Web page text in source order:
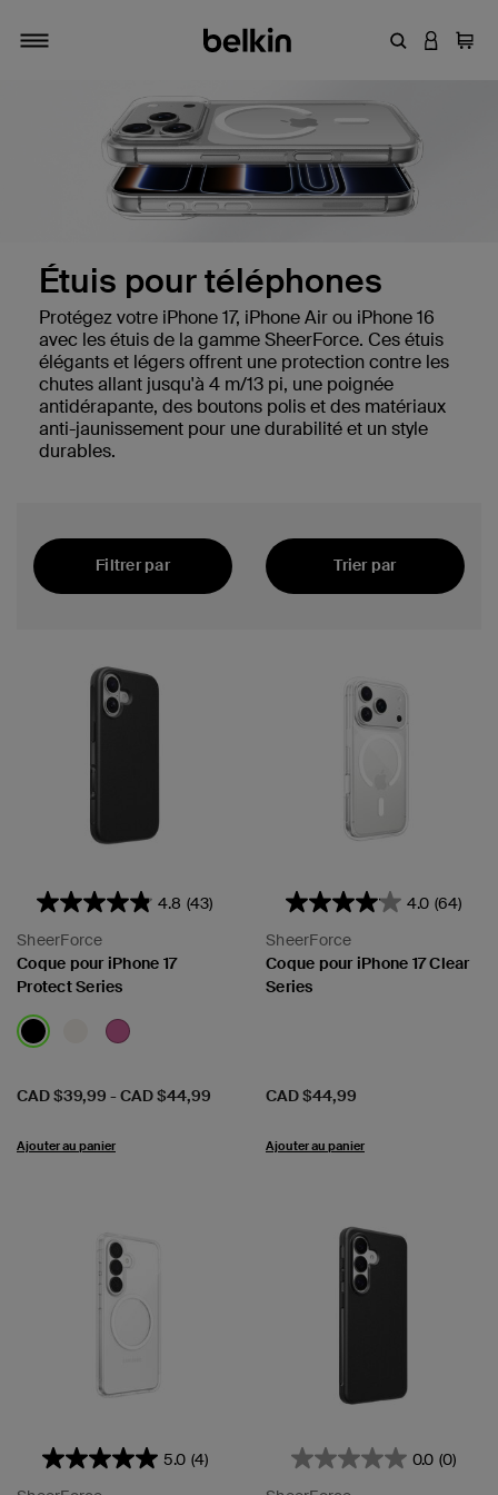
Entrez un
Étuis pour téléphones
Protégez votre iPhone 17, iPhone Air ou iPhone 16
avec les étuis de la gamme SheerForce. Ces étuis
élégants et légers offrent une protection contre les
chutes allant jusqu'à 4 m/13 pi, une poignée
antidérapante, des boutons polis et des matériaux
anti-jaunissement pour une durabilité et un style
durables.
Filtrer par
Trier par
4.8 (43)
SheerForce
Coque pour iPhone 17
Protect Series
Prix:
CAD $39,99 -CAD $44,99
Ajouter au panier
4.0 (64)
SheerForce
Coque pour iPhone 17 Clear
Series
Prix:
CAD $44,99
Ajouter au panier
5.0 (4)
0.0 (0)